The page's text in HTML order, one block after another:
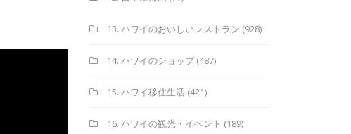
13. ハワイのおいしいレストラン (928)
14. ハワイのショップ(487)
15. ハワイ移住生活 (421)
16. ハワイの観光・イベント (189)